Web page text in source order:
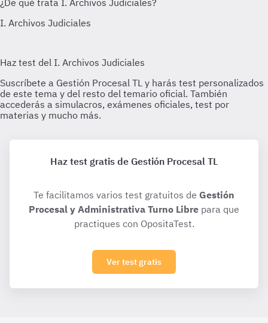
Haz test gratis de Gestión Procesal TL
Te facilitamos varios test gratuitos de Gestión
Procesal y Administrativa Turno Libre para que
practiques con OpositaTest.
Ver test gratis